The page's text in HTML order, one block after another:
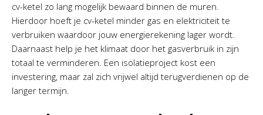
cv-ketel zo lang mogelijk bewaard binnen de muren.
Hierdoor hoeft je cv-ketel minder gas en elektriciteit te
verbruiken waardoor jouw energierekening lager wordt.
Daarnaast help je het klimaat door het gasverbruik in zijn
totaal te verminderen. Een isolatieproject kost een
investering, maar zal zich vrijwel altijd terugverdienen op de
langer termijn.